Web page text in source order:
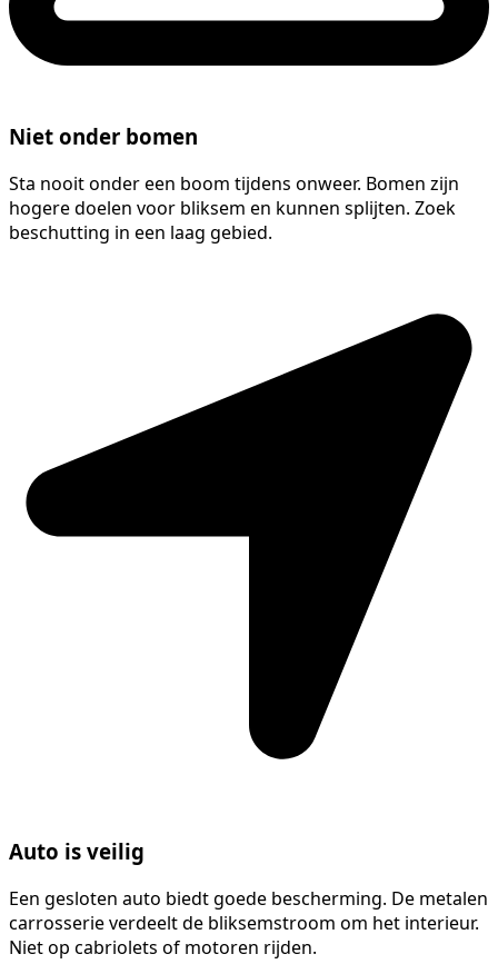
Niet onder bomen
Sta nooit onder een boom tijdens onweer. Bomen zijn
hogere doelen voor bliksem en kunnen splijten. Zoek
beschutting in een laag gebied.
Auto is veilig
Een gesloten auto biedt goede bescherming. De metalen
carrosserie verdeelt de bliksemstroom om het interieur.
Niet op cabriolets of motoren rijden.